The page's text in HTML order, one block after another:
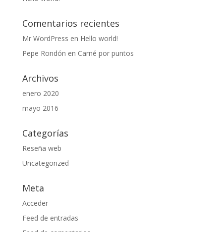
Comentarios recientes
Mr WordPress en Hello world!
Pepe Rondón en Carné por puntos
Archivos
enero 2020
mayo 2016
Categorías
Reseña web
Uncategorized
Meta
Acceder
Feed de entradas